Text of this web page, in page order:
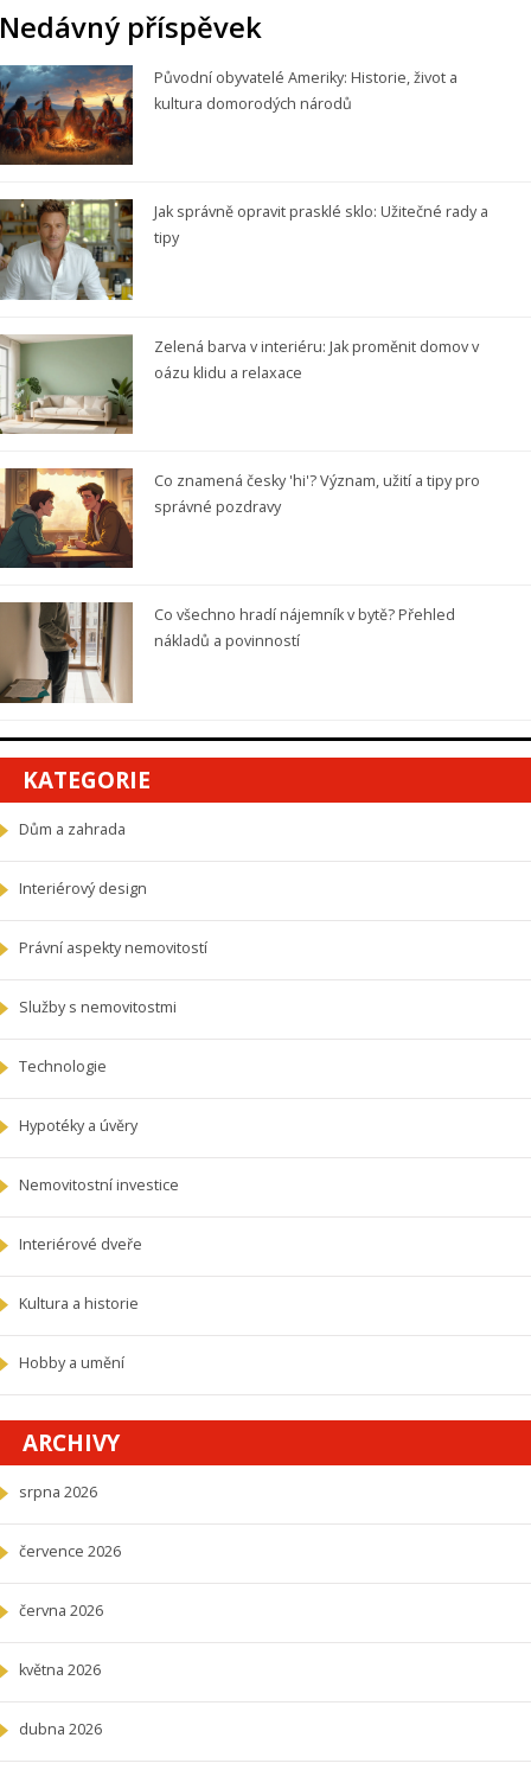
Nedávný příspěvek
Původní obyvatelé Ameriky: Historie, život a
kultura domorodých národů
Jak správně opravit prasklé sklo: Užitečné rady a
tipy
Zelená barva v interiéru: Jak proměnit domov v
oázu klidu a relaxace
Co znamená česky 'hi'? Význam, užití a tipy pro
správné pozdravy
Co všechno hradí nájemník v bytě? Přehled
nákladů a povinností
KATEGORIE
Dům a zahrada
Interiérový design
Právní aspekty nemovitostí
Služby s nemovitostmi
Technologie
Hypotéky a úvěry
Nemovitostní investice
Interiérové dveře
Kultura a historie
Hobby a umění
ARCHIVY
srpna 2026
července 2026
června 2026
května 2026
dubna 2026